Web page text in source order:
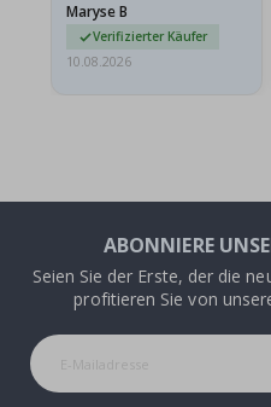
Maryse B
Verifizierter Käufer
10.08.2026
ABONNIERE
Seien Sie der Erste, der die
profitieren Sie von